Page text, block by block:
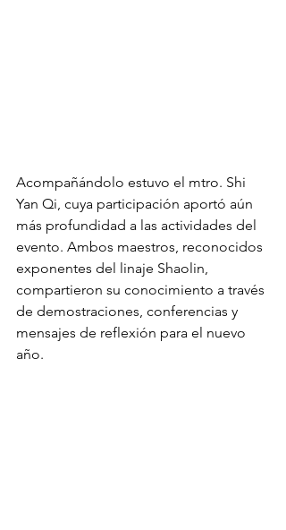
Acompañándolo estuvo el mtro. Shi
Yan Qi, cuya participación aportó aún
más profundidad a las actividades del
evento. Ambos maestros, reconocidos
exponentes del linaje Shaolin,
compartieron su conocimiento a través
de demostraciones, conferencias y
mensajes de reflexión para el nuevo
año.